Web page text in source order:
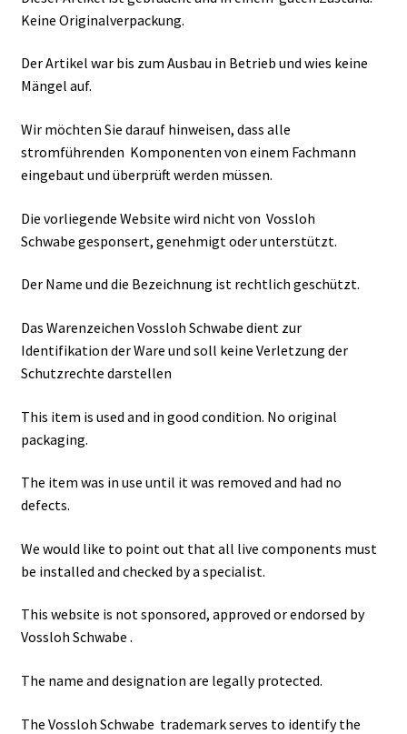
Keine Originalverpackung.
Der Artikel war bis zum Ausbau in Betrieb und wies keine
Mängel auf.
Wir möchten Sie darauf hinweisen, dass alle
stromführenden Komponenten von einem Fachmann
eingebaut und überprüft werden müssen.
Die vorliegende Website wird nicht von Vossloh
Schwabe gesponsert, genehmigt oder unterstützt.
Der Name und die Bezeichnung ist rechtlich geschützt.
Das Warenzeichen Vossloh Schwabe dient zur
Identifikation der Ware und soll keine Verletzung der
Schutzrechte darstellen
This item is used and in good condition. No original
packaging.
The item was in use until it was removed and had no
defects.
We would like to point out that all live components must
be installed and checked by a specialist.
This website is not sponsored, approved or endorsed by
Vossloh Schwabe .
The name and designation are legally protected.
The Vossloh Schwabe trademark serves to identify the